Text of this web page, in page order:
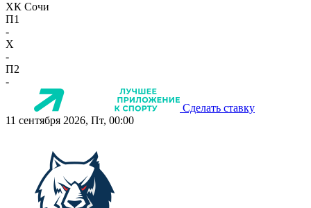
ХК Сочи
П1
-
X
-
П2
-
Сделать ставку
11 сентября 2026, Пт, 00:00